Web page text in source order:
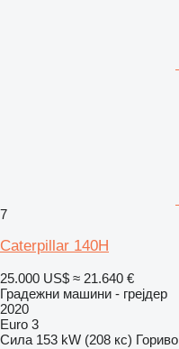
7
Caterpillar 140H
25.000 US$ ≈ 21.640 €
Градежни машини - грејдер
2020
Euro 3
Сила 153 kW (208 кс) Гориво